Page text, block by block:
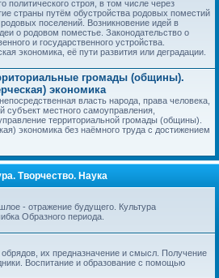
политического строя, в том числе через
страны путём обустройства родовых поместий
поселений. Возникновение идей в
о родовом поместье. Законодательство о
и государственного устройства.
экономика, её пути развития или деградации.
громады (общины).
экономика
власть народа, права человека,
субъект местного самоуправления,
территориальной громады (общины).
экономика без наёмного труда с достижением
Творчество. Наука
- отражение будущего. Культура
Образного периода.
их предназначение и смысл. Получение
Воспитание и образование с помощью